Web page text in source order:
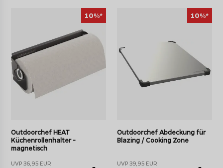
10%*
Outdoorchef HEAT
Küchenrollenhalter -
magnetisch
UVP 36,95 EUR
10%*
Outdoorchef Abdeckung für
Blazing / Cooking Zone
UVP 39,95 EUR